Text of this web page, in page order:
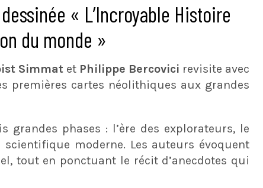
« L’Incroyable Histoire
du monde »
Simmatet Philippe Bercovici revisite avec
premières cartes néolithiques aux grandes
grandes phases : l’ère des explorateurs, le
moderne. Les auteurs évoquent
tout en ponctuant le récit d’anecdotes qui